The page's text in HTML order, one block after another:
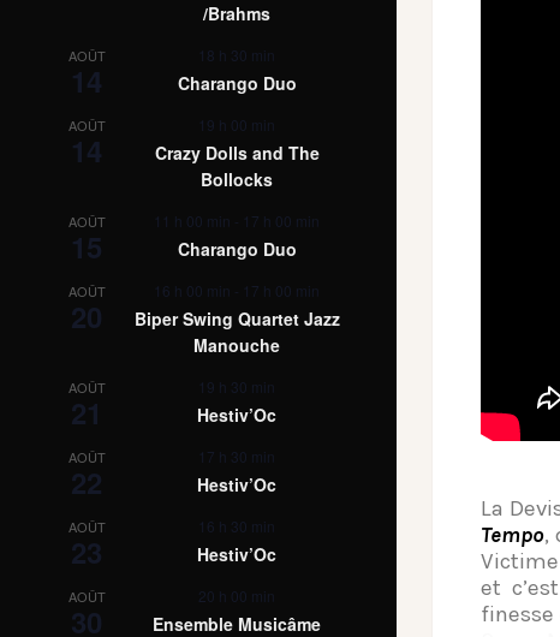
/Brahms
AOÛT
14
18 h 30 min
Charango Duo
AOÛT
14
19 h 00 min
Crazy Dolls and The
Bollocks
AOÛT
15
11 h 00 min - 17 h 00 min
Charango Duo
AOÛT
20
16 h 00 min - 17 h 00 min
Biper Swing Quartet Jazz
Manouche
AOÛT
21
19 h 30 min
Hestiv’Oc
AOÛT
22
17 h 30 min
Hestiv’Oc
AOÛT
23
16 h 30 min
Hestiv’Oc
AOÛT
30
20 h 00 min
Ensemble Musicâme
La
Tempo,
et
finesse